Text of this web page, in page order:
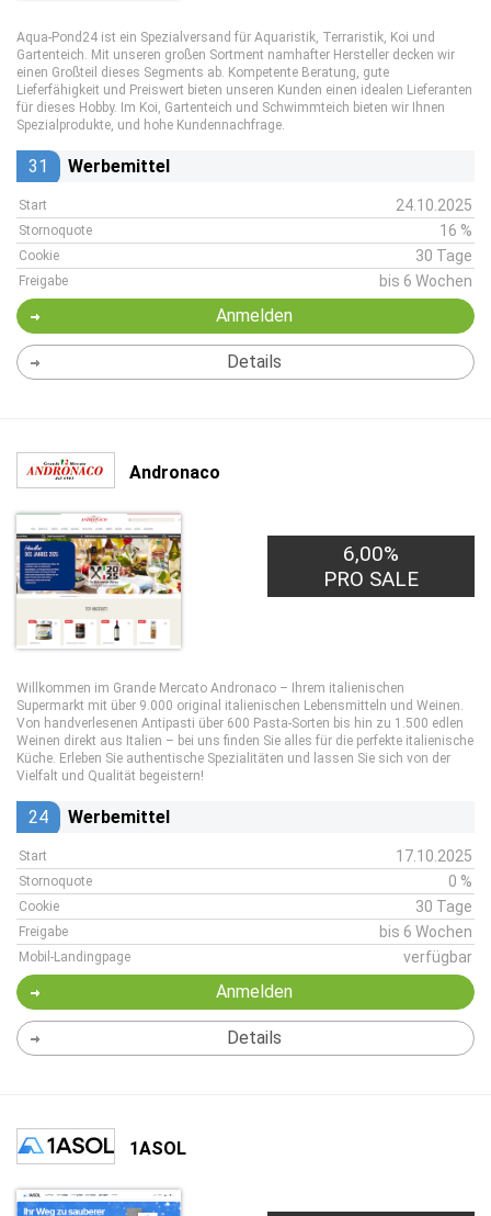
Aqua-Pond24 ist ein Spezialversand für Aquaristik, Terraristik, Koi und
Gartenteich. Mit unseren großen Sortment namhafter Hersteller decken wir
einen Großteil dieses Segments ab. Kompetente Beratung, gute
Lieferfähigkeit und Preiswert bieten unseren Kunden einen idealen Lieferanten
für dieses Hobby. Im Koi, Gartenteich und Schwimmteich bieten wir Ihnen
Spezialprodukte, und hohe Kundennachfrage.
31 Werbemittel
Start 24.10.2025
Stornoquote 16 %
Cookie 30 Tage
Freigabe bis 6 Wochen
Anmelden
Details
Andronaco
6,00%
PRO SALE
Willkommen im Grande Mercato Andronaco – Ihrem italienischen
Supermarkt mit über 9.000 original italienischen Lebensmitteln und Weinen.
Von handverlesenen Antipasti über 600 Pasta-Sorten bis hin zu 1.500 edlen
Weinen direkt aus Italien – bei uns finden Sie alles für die perfekte italienische
Küche. Erleben Sie authentische Spezialitäten und lassen Sie sich von der
Vielfalt und Qualität begeistern!
24 Werbemittel
Start 17.10.2025
Stornoquote 0 %
Cookie 30 Tage
Freigabe bis 6 Wochen
Mobil-Landingpage verfügbar
Anmelden
Details
1ASOL